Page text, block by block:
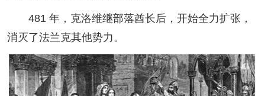
481 年，克洛维继部落酋长后，开始全力扩张，
消灭了法兰克其他势力。